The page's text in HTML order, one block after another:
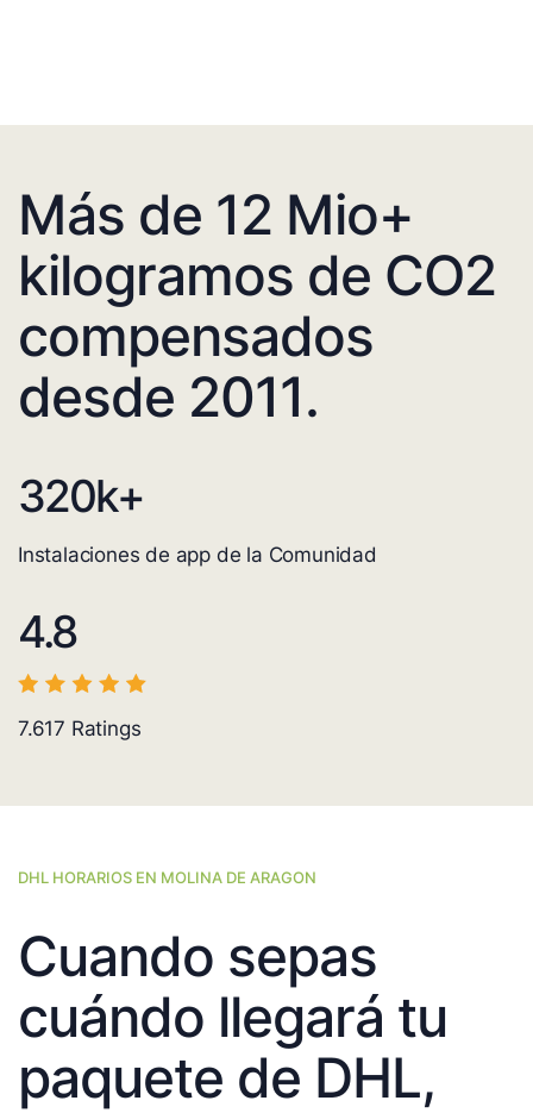
Más de 12 Mio+
kilogramos de CO2
compensados
desde 2011.
320k+
Instalaciones de app de la Comunidad
4.8
7.617 Ratings
DHL HORARIOS EN MOLINA DE ARAGON
Cuando sepas
cuándo llegará tu
paquete de DHL,